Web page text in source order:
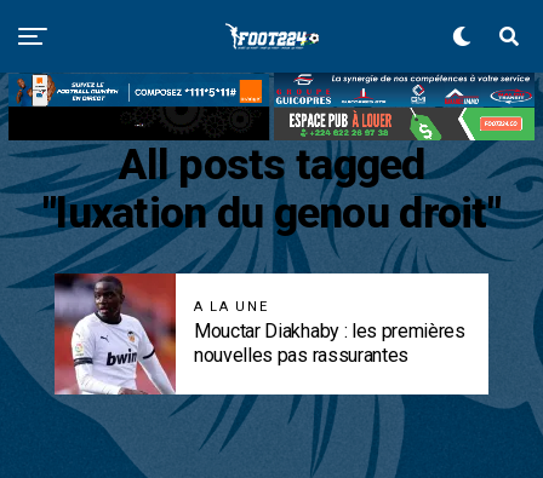
All posts tagged
"luxation du genou droit"
A LA UNE
Mouctar Diakhaby : les premières
nouvelles pas rassurantes